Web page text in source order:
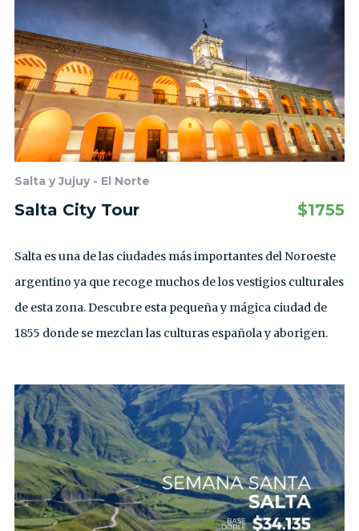
Salta y Jujuy - El Norte
Salta City Tour $1755
Salta es una de las ciudades más importantes del Noroeste
argentino ya que recoge muchos de los vestigios culturales
de esta zona. Descubre esta pequeña y mágica ciudad de
1855 donde se mezclan las culturas española y aborigen.